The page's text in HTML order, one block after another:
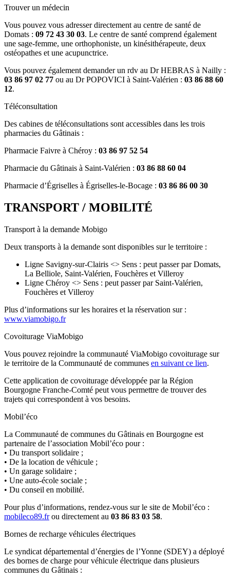
Trouver un médecin
Vous pouvez vous adresser directement au centre de santé de
Domats : 09 72 43 30 03. Le centre de santé comprend également
une sage-femme, une orthophoniste, un kinésithérapeute, deux
ostéopathes et une acupunctrice.
Vous pouvez également demander un rdv au Dr HEBRAS à Nailly :
03 86 97 02 77 ou au Dr POPOVICI à Saint-Valérien : 03 86 88 60
12.
Téléconsultation
Des cabines de téléconsultations sont accessibles dans les trois
pharmacies du Gâtinais :
Pharmacie Faivre à Chéroy : 03 86 97 52 54
Pharmacie du Gâtinais à Saint-Valérien : 03 86 88 60 04
Pharmacie d’Égriselles à Égriselles-le-Bocage : 03 86 86 00 30
TRANSPORT / MOBILITÉ
Transport à la demande Mobigo
Deux transports à la demande sont disponibles sur le territoire :
Ligne Savigny-sur-Clairis <> Sens : peut passer par Domats,
La Belliole, Saint-Valérien, Fouchères et Villeroy
Ligne Chéroy <> Sens : peut passer par Saint-Valérien,
Fouchères et Villeroy
Plus d’informations sur les horaires et la réservation sur :
www.viamobigo.fr
Covoiturage ViaMobigo
Vous pouvez rejoindre la communauté ViaMobigo covoiturage sur
le territoire de la Communauté de communes en suivant ce lien.
Cette application de covoiturage développée par la Région
Bourgogne Franche-Comté peut vous permettre de trouver des
trajets qui correspondent à vos besoins.
Mobil’éco
La Communauté de communes du Gâtinais en Bourgogne est
partenaire de l’association Mobil’éco pour :
• Du transport solidaire ;
• De la location de véhicule ;
• Un garage solidaire ;
• Une auto-école sociale ;
• Du conseil en mobilité.
Pour plus d’informations, rendez-vous sur le site de Mobil’éco :
mobileco89.frou directement au 03 86 83 03 58.
Bornes de recharge véhicules électriques
Le syndicat départemental d’énergies de l’Yonne (SDEY) a déployé
des bornes de charge pour véhicule électrique dans plusieurs
communes du Gâtinais :